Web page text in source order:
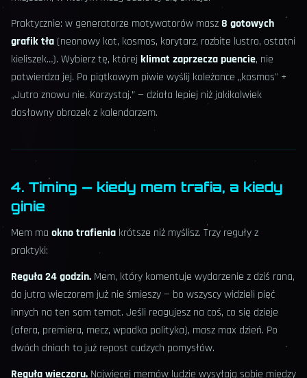
Praktycznie: w generatorze motywatorów masz8 gotowych
grafik tła (neonowy kot, kosmos, korytarz, rozbite lustro, ostatni
kieliszek…). Wybierz tę, której klimat zaprzecza puencie, nie
potwierdza jej. Po piątkowym piwie wyślij koleżance „kosmos" +
„Jutro znowu nie. Korzystaj.” — działa lepiej niż jakikolwiek
dosłowny obrazek z kalendarzem.
4. Timing — kiedy mem trafia, a kiedy
ginie
Mem ma okno trafienia krótsze niż myślisz. Trzy reguły z
praktyki:
Reguła 24 godzin. Mem, który komentuje wydarzenie z dziś rana,
do jutra wieczorem już nie śmieszy — bo wszyscy widzieli pięć
innych na ten sam temat. Jeśli reagujesz na coś, co się dzieje
(afera, premiera, mecz, wpadka polityka), masz max dzień. Po
dwóch dniach to już repost cudzych pomysłów.
Reguła wieczoru. Najwięcej memów ludzie wysyłają sobie między